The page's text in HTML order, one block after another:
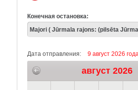
Конечная остановка:
Дата отправления: 9 август 2026
август 2026